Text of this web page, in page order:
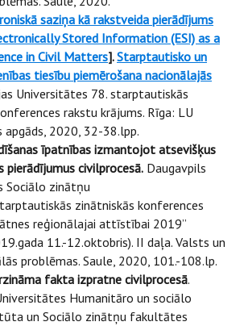
saziņa kā rakstveida pierādījums
Stored Information (ESI) as a
in Civil Matters].Starptautisko un
tiesību piemērošana nacionālajās
Universitātes 78. starptautiskās
rakstu krājums. Rīga: LU
apgāds, 2020, 32-38.lpp.
īpatnības izmantojot atsevišķus
pierādījumus civilprocesā. Daugavpils
Sociālo zinātņu
zinātniskās konferences
reģionālajai attīstībai 2019”
11.-12.oktobris). II daļa. Valsts un
problēmas. Saule, 2020, 101.-108.lp.
fakta izpratne civilprocesā.
Humanitāro un sociālo
un Sociālo zinātņu fakultātes